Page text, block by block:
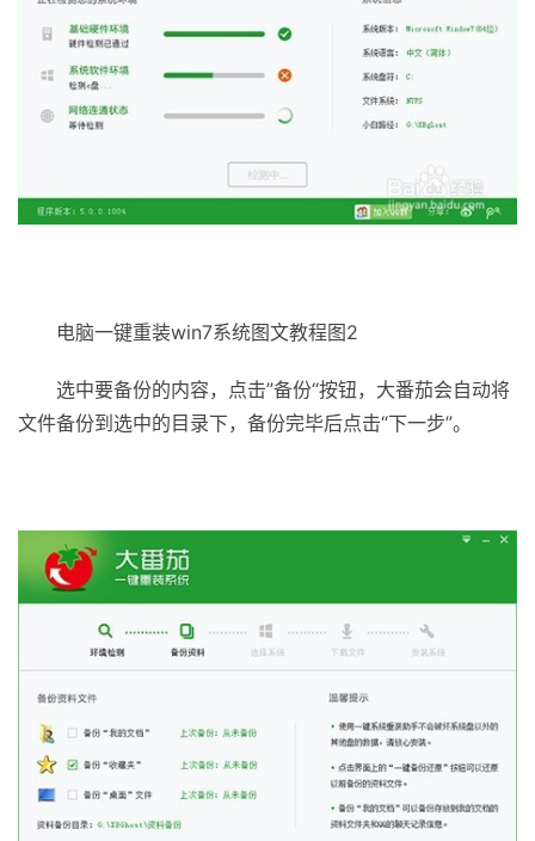
电脑一键重装win7系统图文教程图2
选中要备份的内容，点击”备份“按钮，大番茄会自动将
文件备份到选中的目录下，备份完毕后点击“下一步”。